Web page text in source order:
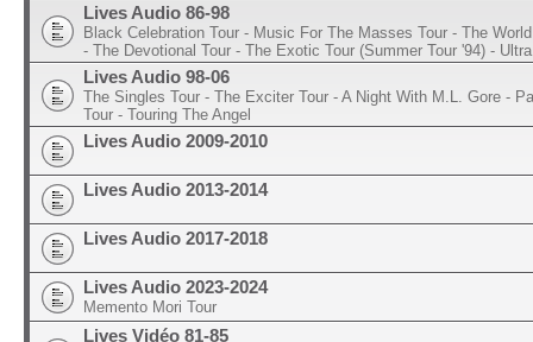
Lives Audio 86-98
Black Celebration Tour - Music For The Masses Tour - The
- The Devotional Tour - The Exotic Tour (Summer Tour '94) -
Lives Audio 98-06
The Singles Tour - The Exciter Tour - A Night With M.L. Gore -
Tour - Touring The Angel
Lives Audio 2009-2010
Lives Audio 2013-2014
Lives Audio 2017-2018
Lives Audio 2023-2024
Memento Mori Tour
Lives Vidéo 81-85